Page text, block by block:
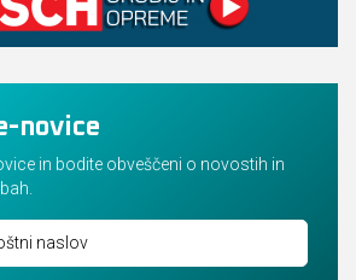
novice
in bodite obveščeni o novostih in